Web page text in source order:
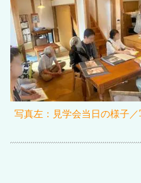
写真左：見学会当日の様子